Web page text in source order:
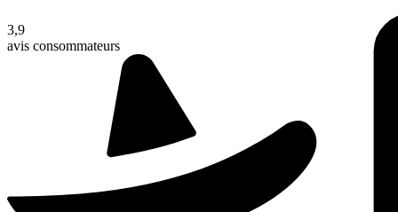
3,9
avis consommateurs